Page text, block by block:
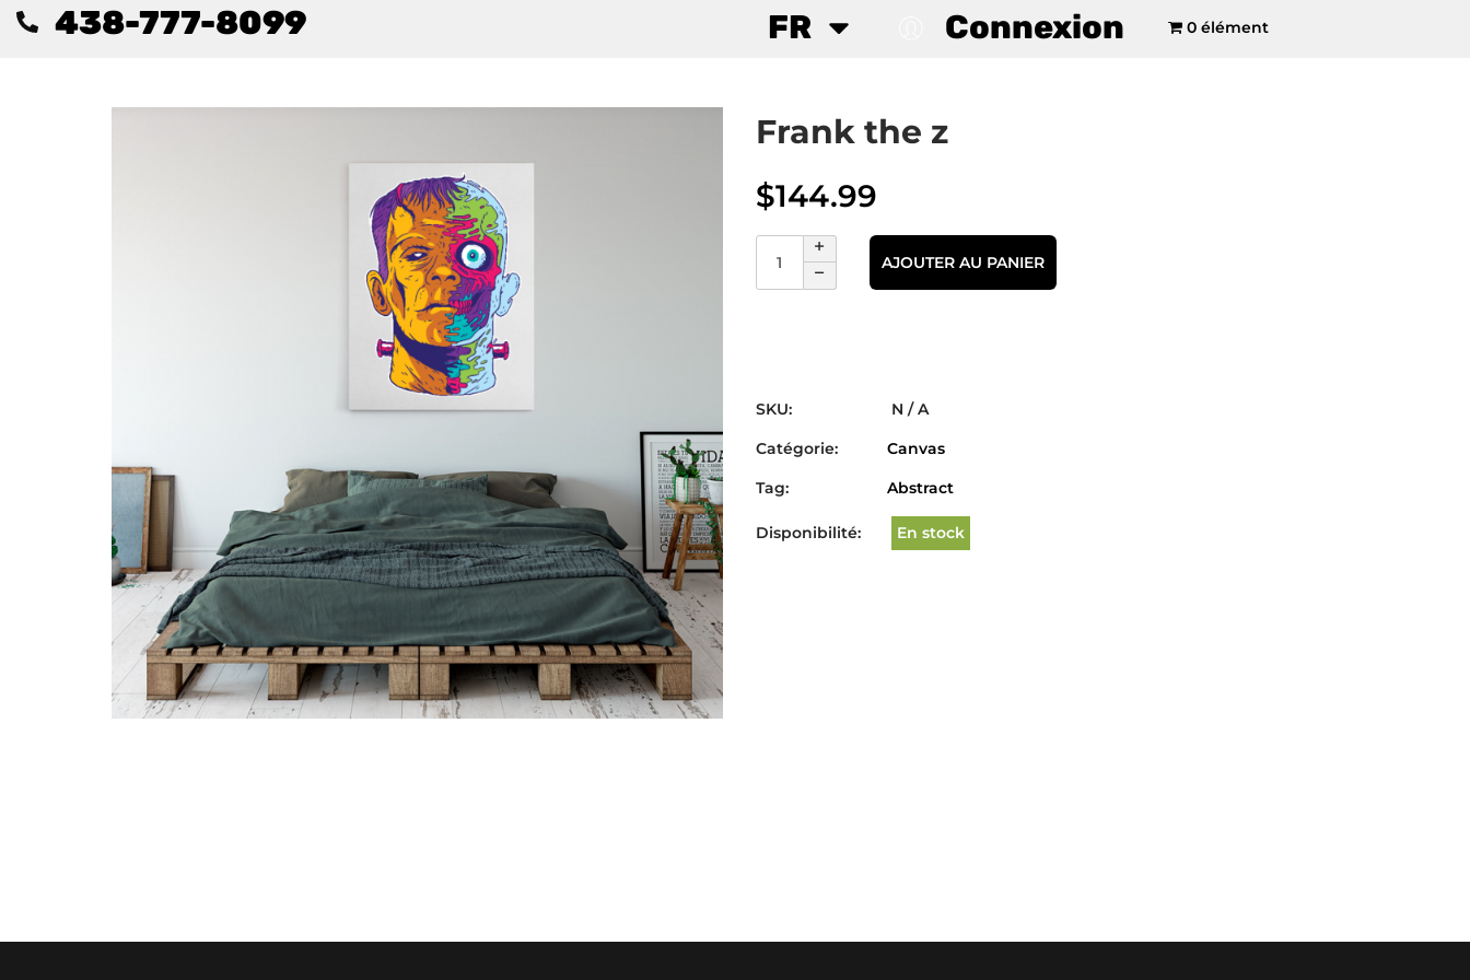
438-777-8099 FR Connexion 0 élément
Frank the z
$144.99
AJOUTER AU PANIER
SKU:
N / A
Catégorie:
Canvas
Tag:
Abstract
Disponibilité: En stock